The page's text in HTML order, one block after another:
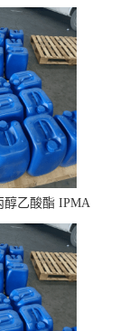
醇乙酸酯 IPMA